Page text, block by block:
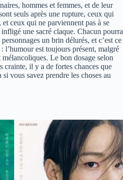
hommes et femmes, et de leur
seuls après une rupture, ceux qui
ceux qui ne parviennent pas à se
une sacré claque. Chacun pourra
un brin délurés, et c’est ce
l’humour est toujours présent, malgré
Le bon dosage selon
crainte, il y a de fortes chances que
vous savez prendre les choses au